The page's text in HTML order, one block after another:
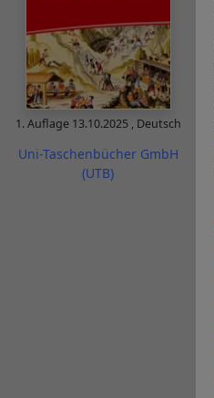
1. Auflage 13.10.2025 , Deutsch
Uni-Taschenbücher GmbH
(UTB)